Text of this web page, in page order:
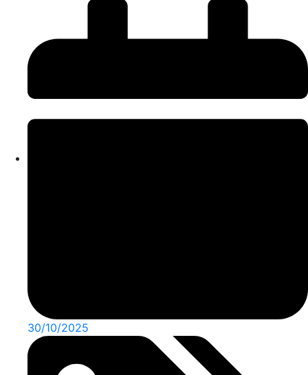
30/10/2025